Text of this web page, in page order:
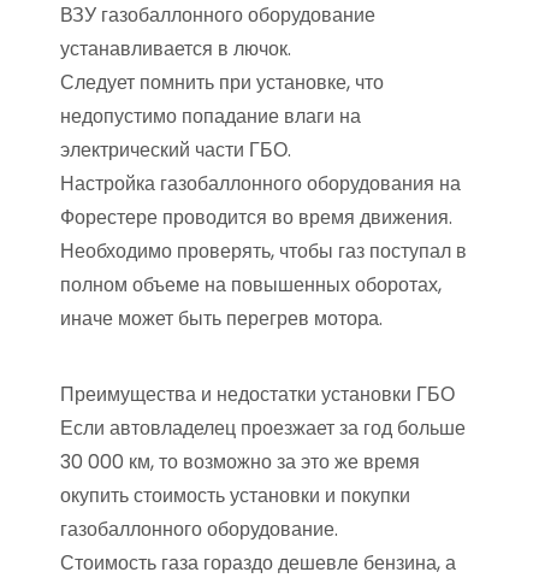
ВЗУ газобаллонного оборудование
устанавливается в лючок.
Следует помнить при установке, что
недопустимо попадание влаги на
электрический части ГБО.
Настройка газобаллонного оборудования на
Форестере проводится во время движения.
Необходимо проверять, чтобы газ поступал в
полном объеме на повышенных оборотах,
иначе может быть перегрев мотора.
Преимущества и недостатки установки ГБО
Если автовладелец проезжает за год больше
30 000 км, то возможно за это же время
окупить стоимость установки и покупки
газобаллонного оборудование.
Стоимость газа гораздо дешевле бензина, а